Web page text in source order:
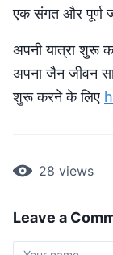
एक संगत और पूर्ण
अपनी यात्रा शुरू
अपना जैन जीवन
शुरू करने के लिए
28 views
Leave a